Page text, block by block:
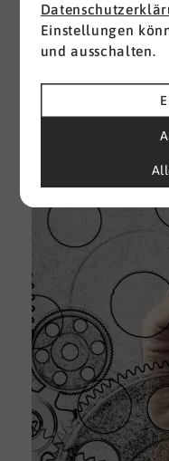
Einstellungen
und ausschalten.